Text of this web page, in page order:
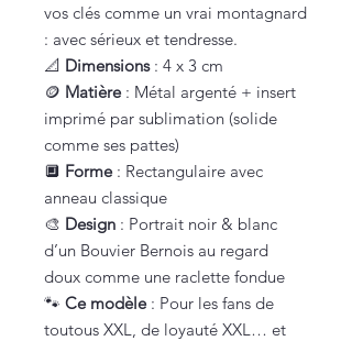
vos clés comme un vrai montagnard
: avec sérieux et tendresse.
📐 Dimensions: 4 x 3 cm
🪙 Matière: Métal argenté + insert
imprimé par sublimation (solide
comme ses pattes)
🔲 Forme: Rectangulaire avec
anneau classique
🎨 Design : Portrait noir & blanc
d’un Bouvier Bernois au regard
doux comme une raclette fondue
🐾 Ce modèle: Pour les fans de
toutous XXL, de loyauté XXL… et